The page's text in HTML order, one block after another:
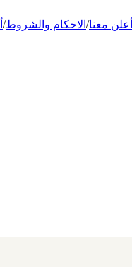
أعلن معنا/ الاحكام والشروط/